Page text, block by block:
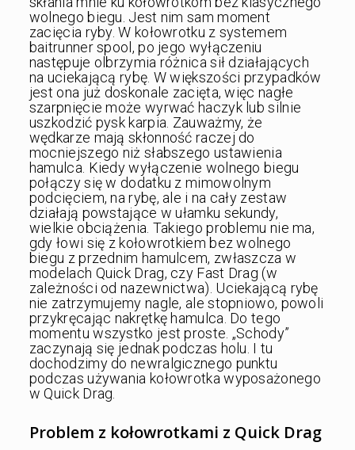
wolnego biegu. Jest nim sam moment
zacięcia ryby. W kołowrotku z systemem
baitrunner spool, po jego wyłączeniu
następuje olbrzymia różnica sił działających
na uciekającą rybę. W większości przypadków
jest ona już doskonale zacięta, więc nagłe
szarpnięcie może wyrwać haczyk lub silnie
uszkodzić pysk karpia. Zauważmy, że
wędkarze mają skłonność raczej do
mocniejszego niż słabszego ustawienia
hamulca. Kiedy wyłączenie wolnego biegu
połączy się w dodatku z mimowolnym
podcięciem, na rybę, ale i na cały zestaw
działają powstające w ułamku sekundy,
wielkie obciążenia. Takiego problemu nie ma,
gdy łowi się z kołowrotkiem bez wolnego
biegu z przednim hamulcem, zwłaszcza w
modelach Quick Drag, czy Fast Drag (w
zależności od nazewnictwa). Uciekającą rybę
nie zatrzymujemy nagle, ale stopniowo, powoli
przykręcając nakrętkę hamulca. Do tego
momentu wszystko jest proste. „Schody”
zaczynają się jednak podczas holu. I tu
dochodzimy do newralgicznego punktu
podczas używania kołowrotka wyposażonego
w Quick Drag.
Problem z kołowrotkami z Quick Drag